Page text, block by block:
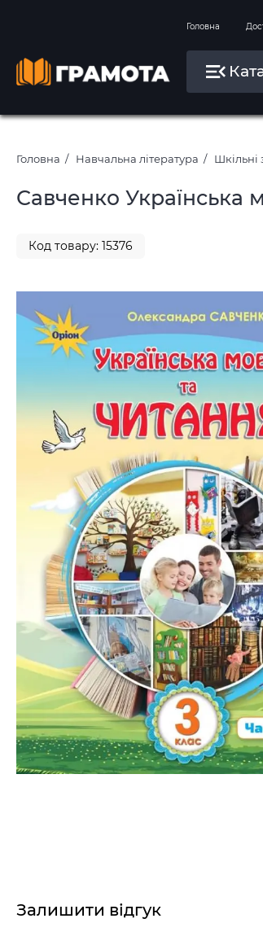
Головна
Вправи на зимові канікули
Літо, пляж, плавання,
Картини за номерами
Головна Навчальна література Шкільні
Савченко Українська
Код товару: 15376
Залишити відгук